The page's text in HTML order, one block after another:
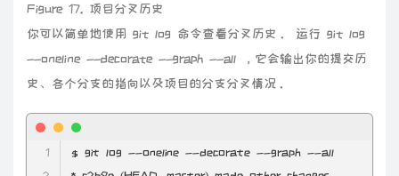
Figure 17. 项目分叉历史
你可以简单地使用 git log 命令查看分叉历史。 运行 git log
--oneline --decorate --graph --all ，它会输出你的提交历
史、各个分支的指向以及项目的分支分叉情况。
$ git log --oneline --decorate --graph --all